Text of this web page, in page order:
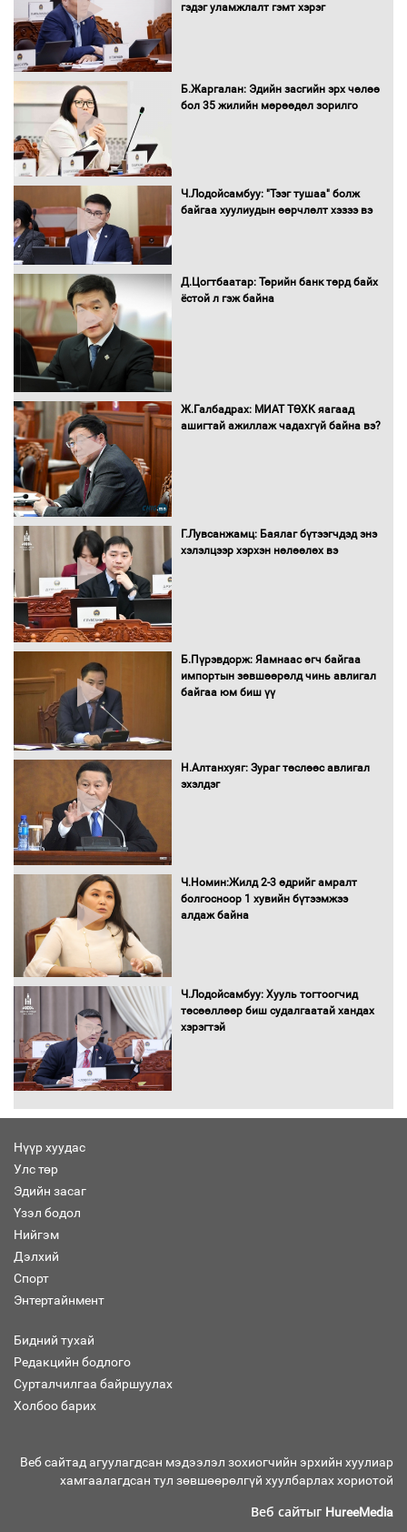
Нөөцийн махны худалдаа,
борлуулалтыг нээлттэй ил тод
Монгол Улс “COP17”-д “Тал хээрийн
төлөвлөгөө”-гөө танилцуулна
16 төрлийн эмийг нэг эх үүсвэрээс
Бүх шатанд хэмнэлтийн горимд
шилжиж, найр наадам, зөвлөгөөн,
орчныг бүрдүүллээ
баримт
Аймгуудад баригдаж буй ДЦС-ын
төслийг үргэлжүүлэх чиглэл өглөө
гэдэг уламжлалт гэмт хэрэг
Б.Жаргалан: Эдийн засгийн эрх чөлөө
бол 35 жилийн мөрөөдөл зорилго
Ч.Лодойсамбуу: "Тээг тушаа" болж
байгаа хуулиудын өөрчлөлт хэзээ вэ
Д.Цогтбаатар: Төрийн банк төрд байх
ёстой л гэж байна
Ж.Галбадрах: МИАТ ТӨХК яагаад
ашигтай ажиллаж чадахгүй байна вэ?
Г.Лувсанжамц: Баялаг бүтээгчдэд энэ
хэлэлцээр хэрхэн нөлөөлөх вэ
Б.Пүрэвдорж: Яамнаас өгч байгаа
импортын зөвшөөрөлд чинь авлигал
байгаа юм биш үү
Н.Алтанхуяг: Зураг төслөөс авлигал
эхэлдэг
Ч.Номин:Жилд 2-3 өдрийг амралт
болгосноор 1 хувийн бүтээмжээ
алдаж байна
Ч.Лодойсамбуу: Хууль тогтоогчид
төсөөллөөр биш судалгаатай хандах
хэрэгтэй
Нүүр хуудас
Улс төр
Эдийн засаг
Үзэл бодол
Нийгэм
Дэлхий
Спорт
Энтертайнмент
Бидний тухай
Редакцийн бодлого
Сурталчилгаа байршуулах
Холбоо барих
Веб сайтад агуулагдсан мэдээлэл зохиогчийн эрхийн хуулиар
хамгаалагдсан тул зөвшөөрөлгүй хуулбарлах хориотой
Веб сайтыг HureeMedia